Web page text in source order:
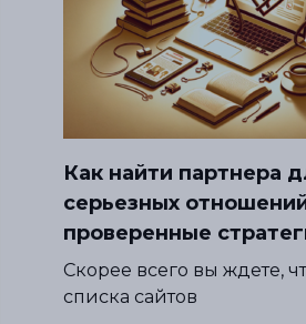
Как найти партнера
серьезных
проверенные
Скорее всего вы ждете,
списка сайтов